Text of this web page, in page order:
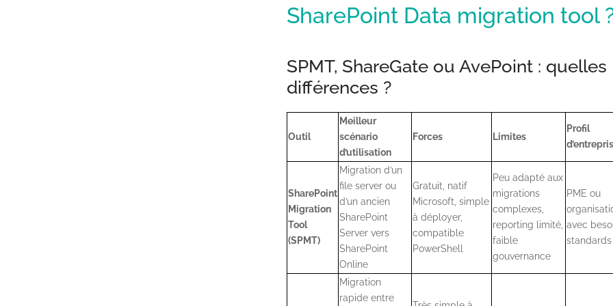
SharePoint Data migration tool
SPMT, ShareGate ou AvePoint : quelles
différences ?
Outil
Meilleur
scénario
d’utilisation
Forces Limites
Profil
SharePoint
Migration
Tool
(SPMT)
Migration d’un
file server ou
d’un ancien
SharePoint
Server vers
SharePoint
Online
Gratuit, natif
Microsoft, simple
à déployer,
compatible
PowerShell
Peu adapté aux
migrations
complexes,
reporting limité,
faible
gouvernance
PME ou
avec
standards
Migration
rapide entre